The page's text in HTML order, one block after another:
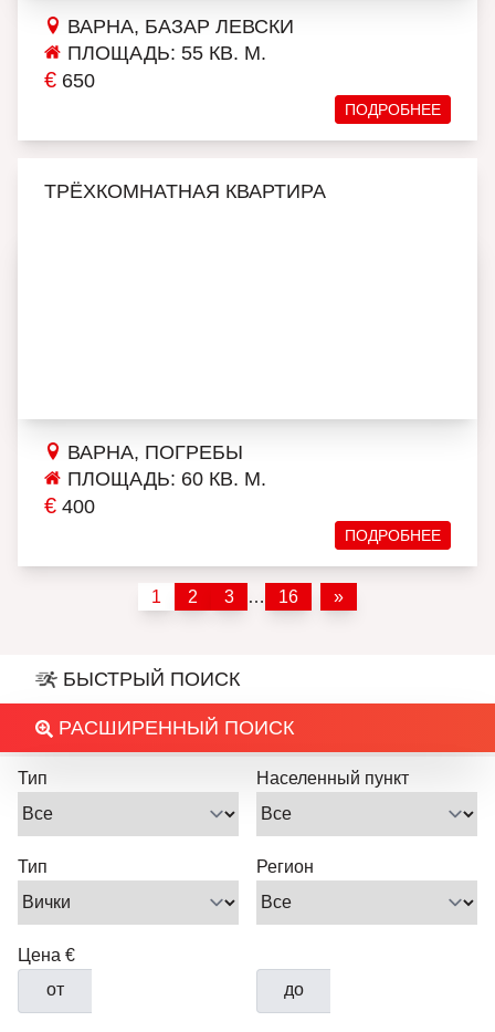
ВАРНА, БАЗАР ЛЕВСКИ
ПЛОЩАДЬ: 55 КВ. М.
€ 650
ПОДРОБНЕЕ
ТРЁХКОМНАТНАЯ КВАРТИРА
ВАРНА, ПОГРЕБЫ
ПЛОЩАДЬ: 60 КВ. М.
€ 400
ПОДРОБНЕЕ
1 2 3 … 16 »
БЫСТРЫЙ ПОИСК
РАСШИРЕННЫЙ ПОИСК
Тип Населенный пункт
Тип Регион
Цена €
от
до